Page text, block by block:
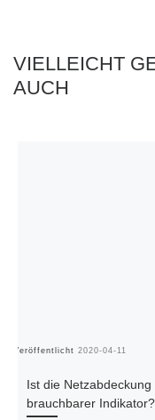
VIELLEICHT
AUCH
Veröffentlicht2020-04-11
Ist die Netzabdeckung
brauchbarer Indikator?